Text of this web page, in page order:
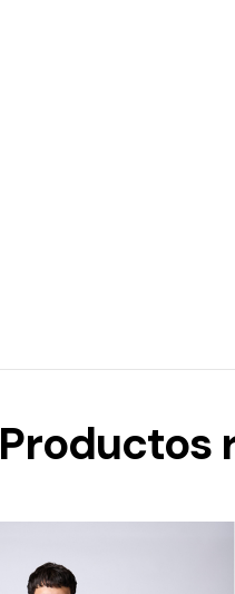
Productos